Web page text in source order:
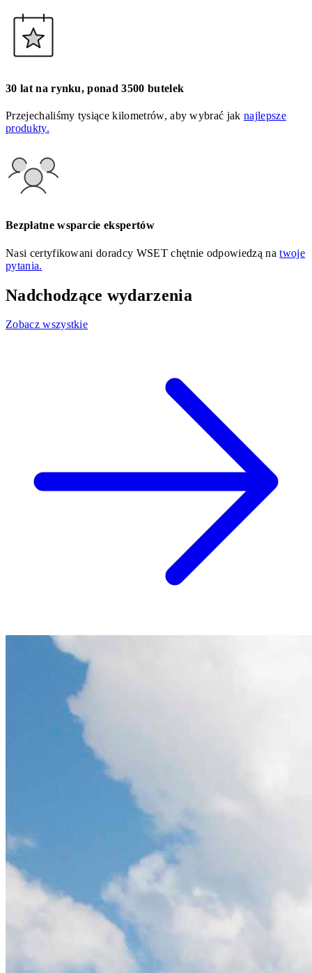
30 lat na rynku, ponad 3500 butelek
Przejechaliśmy tysiące kilometrów, aby wybrać jaknajlepsze
produkty.
Bezpłatne wsparcie ekspertów
Nasi certyfikowani doradcy WSET chętnie odpowiedzą natwoje
pytania.
Nadchodzące wydarzenia
Zobacz wszystkie